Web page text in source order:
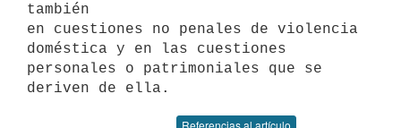
también
en cuestiones no penales de violencia
doméstica y en las cuestiones
personales o patrimoniales que se
Referencias al artículo